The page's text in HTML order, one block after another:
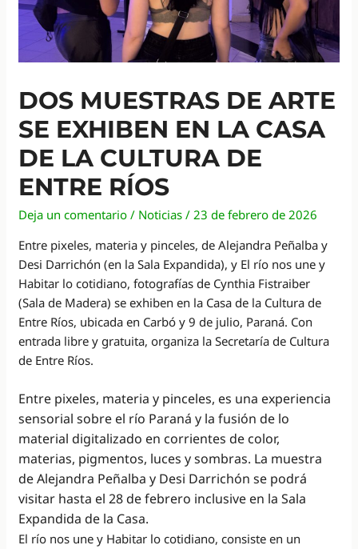
DOS MUESTRAS DE ARTE
SE EXHIBEN EN LA CASA
DE LA CULTURA DE
ENTRE RÍOS
Deja un comentario / Noticias /23 de febrero de 2026
Entre pixeles, materia y pinceles, de Alejandra Peñalba y
Desi Darrichón (en la Sala Expandida), y El río nos une y
Habitar lo cotidiano, fotografías de Cynthia Fistraiber
(Sala de Madera) se exhiben en la Casa de la Cultura de
Entre Ríos, ubicada en Carbó y 9 de julio, Paraná. Con
entrada libre y gratuita, organiza la Secretaría de Cultura
de Entre Ríos.
Entre pixeles, materia y pinceles, es una experiencia
sensorial sobre el río Paraná y la fusión de lo
material digitalizado en corrientes de color,
materias, pigmentos, luces y sombras. La muestra
de Alejandra Peñalba y Desi Darrichón se podrá
visitar hasta el 28 de febrero inclusive en la Sala
Expandida de la Casa.
El río nos une y Habitar lo cotidiano, consiste en un